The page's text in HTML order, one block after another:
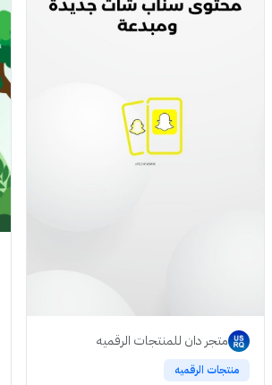
متجر دان للمنتجات الرقميه
منتجات الرقميه